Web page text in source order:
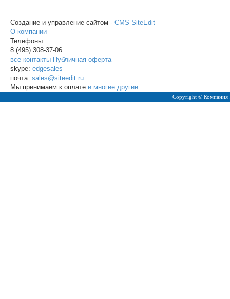
Создание и управление сайтом - CMS SiteEdit
О компании
Телефоны:
8 (495) 308-37-06
все контакты Публичная оферта
skype: edgesales
почта: sales@siteedit.ru
Мы принимаем к оплате:и многие другие
Copyright © Компания